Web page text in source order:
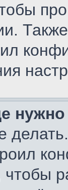
нужно
чтобы